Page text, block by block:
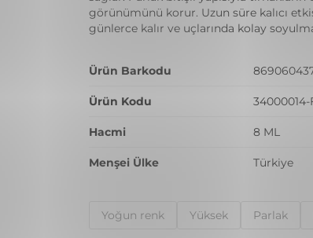
görünümünü korur. Uzun süre kalıcı
günlerce kalır ve uçlarında kolay
Ürün Barkodu
Ürün Kodu 34000014-
Hacmi 8 ML
Menşei Ülke Türkiye
Yoğun renk Yüksek Parlak